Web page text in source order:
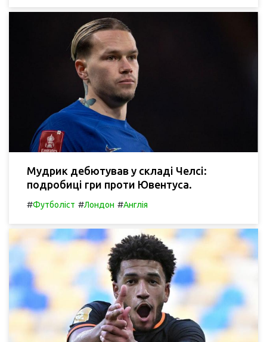
Мудрик дебютував у складі Челсі:
подробиці гри проти Ювентуса.
#Футболіст #Лондон #Англія